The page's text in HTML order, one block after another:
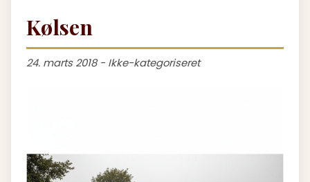
Kølsen
24. marts 2018 - Ikke-kategoriseret